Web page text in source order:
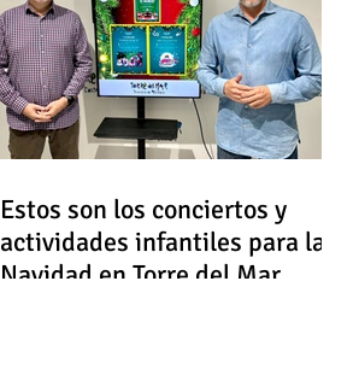
Estos son los conciertos y
actividades infantiles para la
Navidad en Torre del Mar